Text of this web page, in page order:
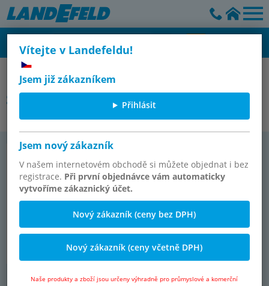
Vítejte v Landefeldu!
Jsem již zákazníkem
Přihlásit
Jsem nový zákazník
V našem internetovém obchodě si můžete objednat i bez
registrace. Při první objednávce vám automaticky
vytvoříme zákaznický účet.
Nový zákazník (ceny bez DPH)
Nový zákazník (ceny včetně DPH)
Naše produkty a zboží jsou určeny výhradně pro průmyslové a komerční
Aventics - pneumatický
Senzory
Sen­zory